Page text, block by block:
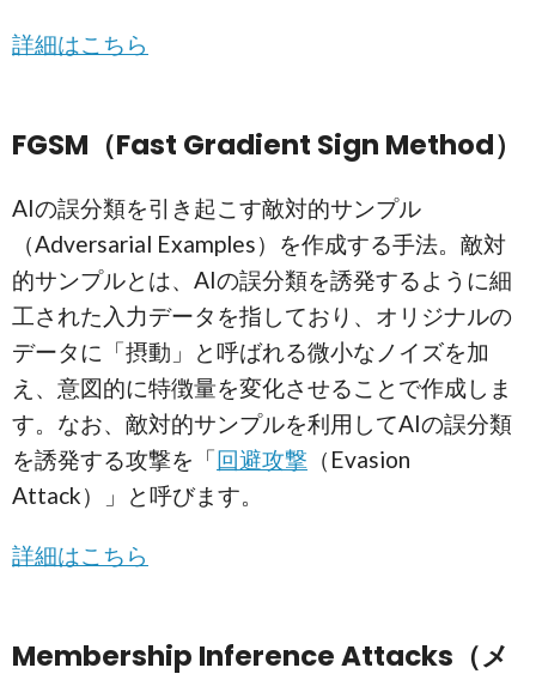
詳細はこちら
FGSM（Fast Gradient Sign Method）
AIの誤分類を引き起こす敵対的サンプル
（Adversarial Examples）を作成する手法。敵対
的サンプルとは、AIの誤分類を誘発するように細
工された入力データを指しており、オリジナルの
データに「摂動」と呼ばれる微小なノイズを加
え、意図的に特徴量を変化させることで作成しま
す。なお、敵対的サンプルを利用してAIの誤分類
を誘発する攻撃を「回避攻撃 （Evasion
Attack）」と呼びます。
詳細はこちら
Membership Inference Attacks（メ